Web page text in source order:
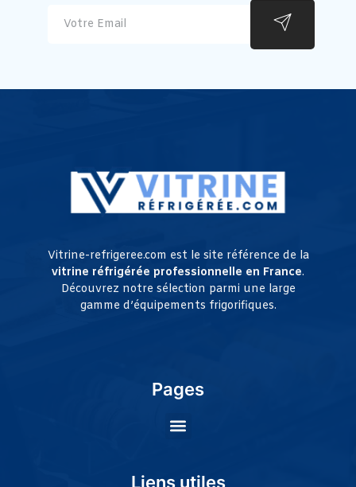
Vitrine-refrigeree.com est le site référence de la
vitrine réfrigérée professionnelle en France.
Découvrez notre sélection parmi une large
gamme d’équipements frigorifiques.
Pages
Liens utiles